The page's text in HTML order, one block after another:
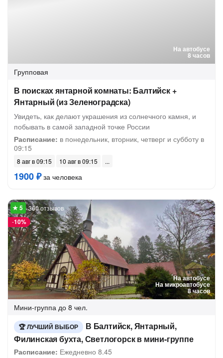
На автобусе
8 часов
Групповая
В поисках янтарной комнаты: Балтийск +
Янтарный (из Зеленоградска)
Увидеть, как делают украшения из солнечного камня, и
побывать в самой западной точке России
Расписание: в понедельник, вторник, четверг и субботу в
09:15
8 авг в 09:15 10 авг в 09:15
1900 ₽за человека
На автобусе
На микроавтобусе
8 часов
-10%
360 отзывов
Мини-группа до 8 чел.
ЛУЧШИЙ ВЫБОР
В Балтийск, Янтарный,
Филинская бухта, Светлогорск в мини-группе
Расписание: Ежедневно 8.45